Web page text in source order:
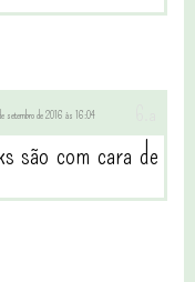
setembro de 2016 às 16:04
são com cara de